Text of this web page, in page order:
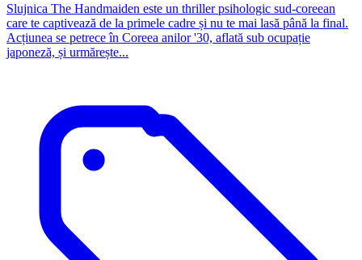
Slujnica The Handmaiden este un thriller psihologic sud-coreean
care te captivează de la primele cadre și nu te mai lasă până la final.
Acțiunea se petrece în Coreea anilor '30, aflată sub ocupație
japoneză, și urmărește...